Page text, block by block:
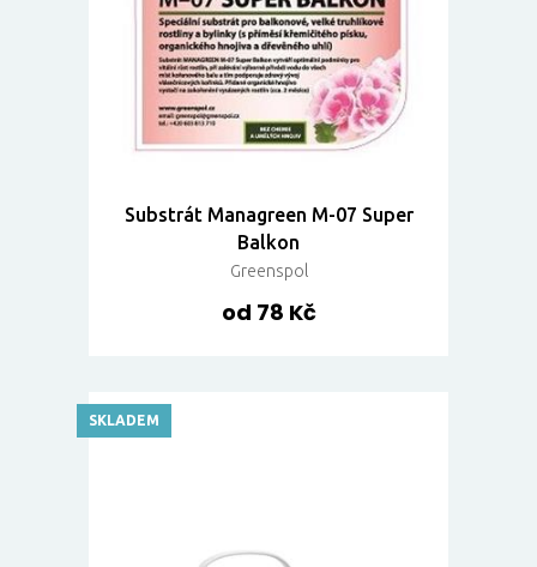
Substrát Managreen M-07 Super
Balkon
Greenspol
od 78 Kč
SKLADEM